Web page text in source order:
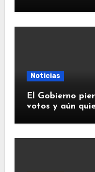
Noticias
El Gobierno
votos y aún